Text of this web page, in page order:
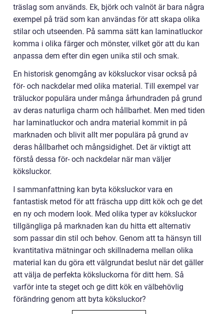
träslag som används. Ek, björk och valnöt är bara några
exempel på träd som kan användas för att skapa olika
stilar och utseenden. På samma sätt kan laminatluckor
komma i olika färger och mönster, vilket gör att du kan
anpassa dem efter din egen unika stil och smak.
En historisk genomgång av köksluckor visar också på
för- och nackdelar med olika material. Till exempel var
träluckor populära under många århundraden på grund
av deras naturliga charm och hållbarhet. Men med tiden
har laminatluckor och andra material kommit in på
marknaden och blivit allt mer populära på grund av
deras hållbarhet och mångsidighet. Det är viktigt att
förstå dessa för- och nackdelar när man väljer
köksluckor.
I sammanfattning kan byta köksluckor vara en
fantastisk metod för att fräscha upp ditt kök och ge det
en ny och modern look. Med olika typer av köksluckor
tillgängliga på marknaden kan du hitta ett alternativ
som passar din stil och behov. Genom att ta hänsyn till
kvantitativa mätningar och skillnaderna mellan olika
material kan du göra ett välgrundat beslut när det gäller
att välja de perfekta köksluckorna för ditt hem. Så
varför inte ta steget och ge ditt kök en välbehövlig
förändring genom att byta köksluckor?